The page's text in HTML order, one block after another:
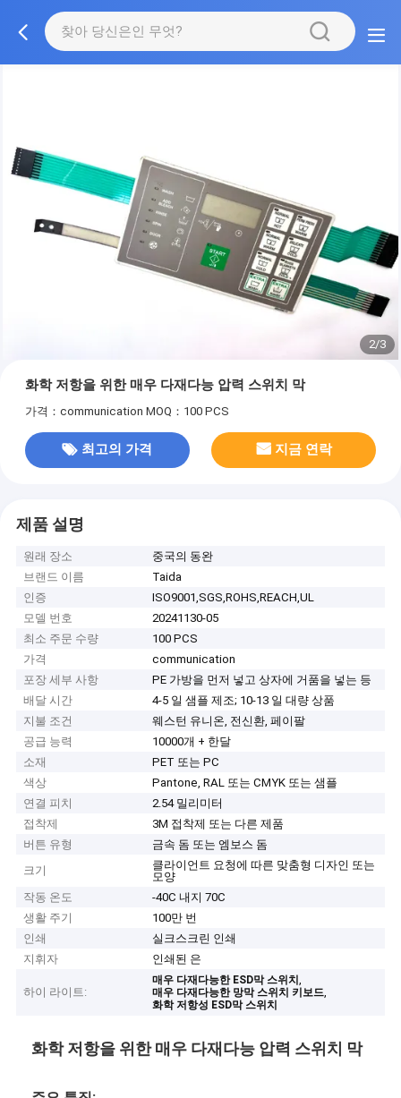
2/3
화학 저항을 위한 매우 다재다능 압력 스위치 막
가격：communication MOQ：100 PCS
최고의 가격 지금 연락
제품 설명
원래 장소
중국의 동완
브랜드 이름
Taida
인증
ISO9001,SGS,ROHS,REACH,UL
모델 번호
20241130-05
최소 주문 수량
100 PCS
가격
communication
포장 세부 사항
PE 가방을 먼저 넣고 상자에 거품을 넣는 등
배달 시간
4-5 일 샘플 제조; 10-13 일 대량 상품
지불 조건
웨스턴 유니온, 전신환, 페이팔
공급 능력
10000개 + 한달
소재
PET 또는 PC
색상
Pantone, RAL 또는 CMYK 또는 샘플
연결 피치
2.54 밀리미터
접착제
3M 접착제 또는 다른 제품
버튼 유형
금속 돔 또는 엠보스 돔
크기
클라이언트 요청에 따른 맞춤형 디자인 또는
모양
작동 온도
-40C 내지 70C
생활 주기
100만 번
인쇄
실크스크린 인쇄
지휘자
인쇄된 은
하이 라이트:
매우 다재다능한 ESD막 스위치,
매우 다재다능한 망막 스위치 키보드,
화학 저항성 ESD막 스위치
화학 저항을 위한 매우 다재다능 압력 스위치 막